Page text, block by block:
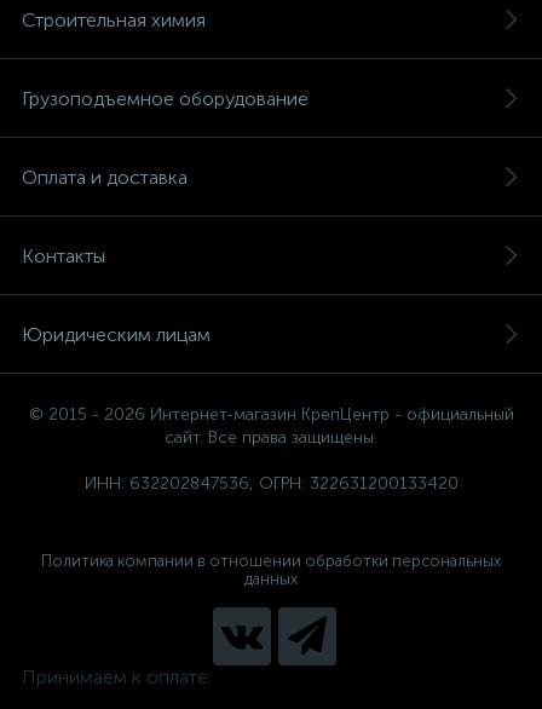
Строительная химия
Грузоподъемное оборудование
Оплата и доставка
Контакты
Юридическим лицам
© 2015 - 2026 Интернет-магазин КрепЦентр - официальный
сайт. Все права защищены.
ИНН: 632202847536, ОГРН: 322631200133420
Политика компании в отношении обработки персональных
данных
Принимаем к оплате: